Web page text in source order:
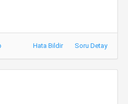
Hata Bildir Soru Detay